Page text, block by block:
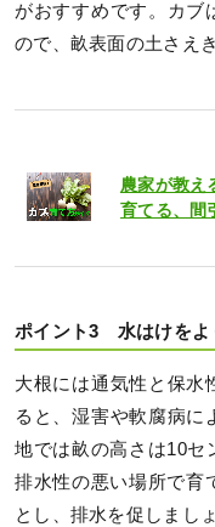
がおすすめです。カブ
ので、畝表面の土さえ
農家が教え
育てる、間
ポイント3 水はけをよ
大根には通気性と保水
ると、湿害や軟腐病に
地では畝の高さは10セ
排水性の悪い場所で育
とし、排水を促しましょ